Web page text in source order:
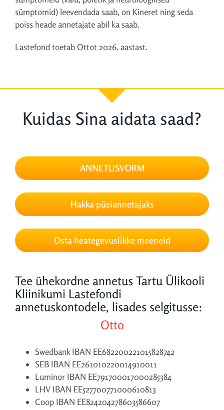
sümptomid) leevendada saab, on Kineret ning seda
poiss heade annetajate abil ka saab.
Lastefond toetab Ottot 2026. aastast.
Kuidas Sina aidata saad?
ANNETUSVORM
Hakka püsiannetajaks
Osta heategevuslikke meeneid
Tee ühekordne annetus Tartu Ülikooli
Kliinikumi Lastefondi
annetuskontodele, lisades selgitusse:
Otto
Swedbank IBAN EE682200221015828742
SEB IBAN EE261010220014910011
Luminor IBAN EE791700017000285384
LHV IBAN EE527700771000610813
Coop IBAN EE824204278603586607